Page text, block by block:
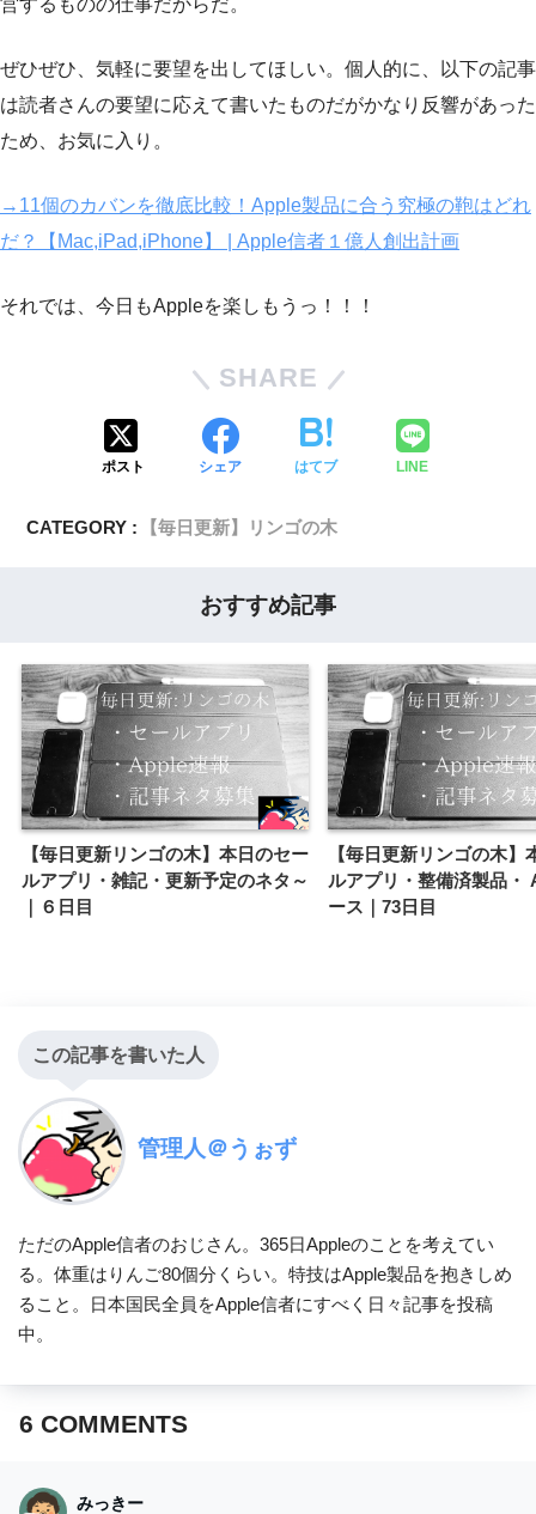
ぜひぜひ、気軽に要望を出してほしい。個人的に、以下の記事
は読者さんの要望に応えて書いたものだがかなり反響があった
ため、お気に入り。
→11個のカバンを徹底比較！Apple製品に合う究極の鞄はどれ
だ？【Mac,iPad,iPhone】 | Apple信者１億人創出計画
それでは、今日もAppleを楽しもうっ！！！
SHARE
ポスト シェア はてブ LINE
CATEGORY : 【毎日更新】リンゴの木
おすすめ記事
【毎日更新リンゴの木】本日のセー
ルアプリ・雑記・更新予定のネタ～
｜６日目
【毎日更新リンゴの木】
ルアプリ・整備済製品・
ース｜73日目
この記事を書いた人
管理人＠うぉず
ただのApple信者のおじさん。365日Appleのことを考えてい
る。体重はりんご80個分くらい。特技はApple製品を抱きしめ
ること。日本国民全員をApple信者にすべく日々記事を投稿
中。
6 COMMENTS
みっきー